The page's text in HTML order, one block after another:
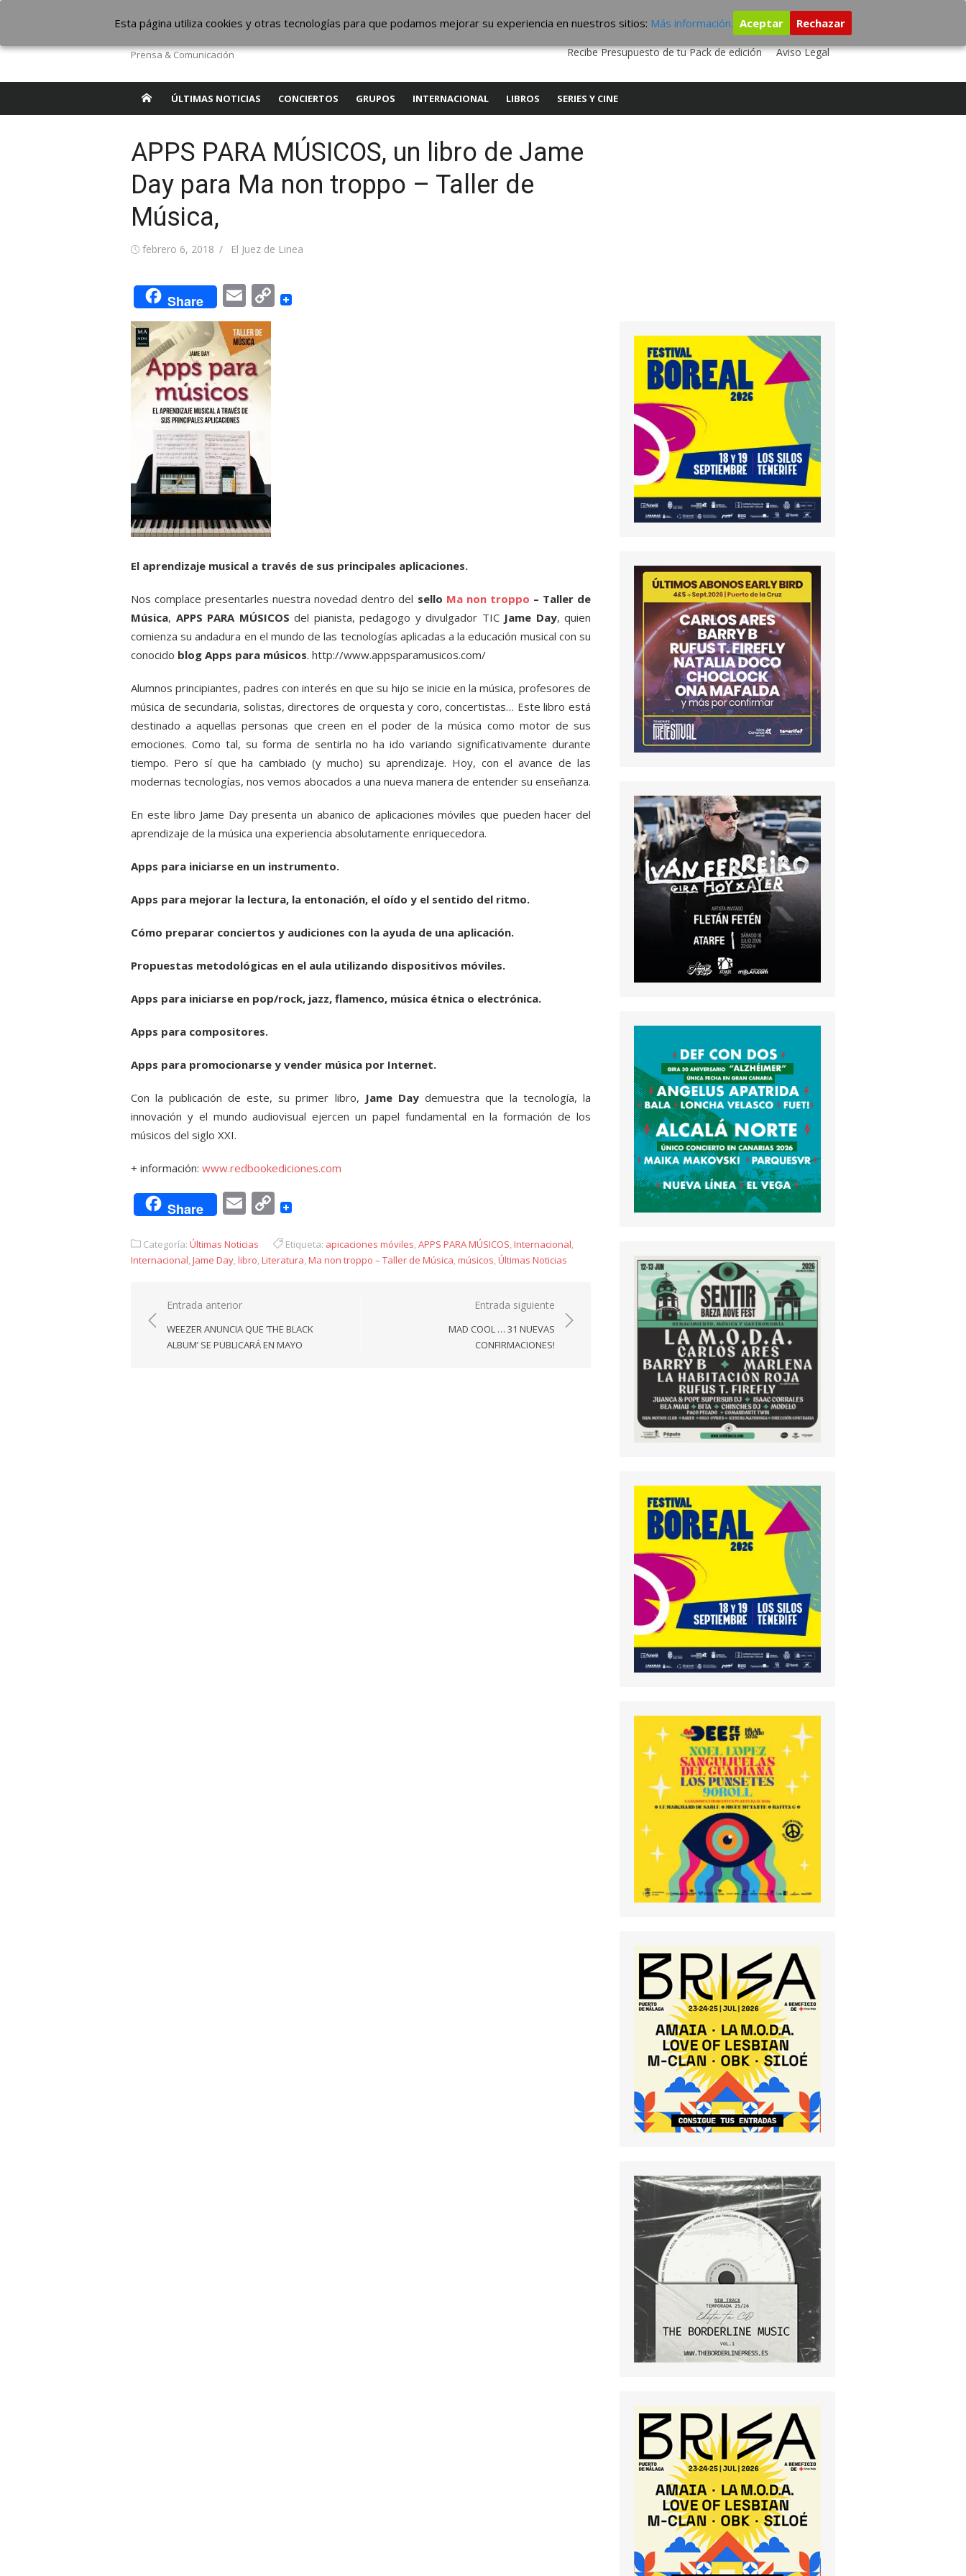
contenido
The Borderline Music
Prensa & Comunicación
QUIENES SOMOS CONTACTO SERVICIOS EDITA TU DISCO
ESTUDIO DE GRABACIÓN
Recibe Presupuesto de tu Pack de edición
Aviso Legal
ÚLTIMAS NOTICIAS CONCIERTOS GRUPOS INTERNACIONAL LIBROS SERIES Y CINE
APPS PARA MÚSICOS, un libro de Jame
Day para Ma non troppo – Taller de
Música,
Publicada
febrero 6, 2018 Autor
El Juez de Linea
Share EmailCopy
El aprendizaje musical a través de sus principales aplicaciones.
Nos complace presentarles nuestra novedad dentro del sello Ma non troppo – Taller de
Música, APPS PARA MÚSICOS del pianista, pedagogo y divulgador TIC Jame Day, quien
comienza su andadura en el mundo de las tecnologías aplicadas a la educación musical con su
conocido blog Apps para músicos. http://www.appsparamusicos.com/
Alumnos principiantes, padres con interés en que su hijo se inicie en la música, profesores de
música de secundaria, solistas, directores de orquesta y coro, concertistas… Este libro está
destinado a aquellas personas que creen en el poder de la música como motor de sus
emociones. Como tal, su forma de sentirla no ha ido variando significativamente durante
tiempo. Pero sí que ha cambiado (y mucho) su aprendizaje. Hoy, con el avance de las
modernas tecnologías, nos vemos abocados a una nueva manera de entender su enseñanza.
En este libro Jame Day presenta un abanico de aplicaciones móviles que pueden hacer del
aprendizaje de la música una experiencia absolutamente enriquecedora.
Apps para iniciarse en un instrumento.
Apps para mejorar la lectura, la entonación, el oído y el sentido del ritmo.
Cómo preparar conciertos y audiciones con la ayuda de una aplicación.
Propuestas metodológicas en el aula utilizando dispositivos móviles.
Apps para iniciarse en pop/rock, jazz, flamenco, música étnica o electrónica.
Apps para compositores.
Apps para promocionarse y vender música por Internet.
Con la publicación de este, su primer libro, Jame Daydemuestra que la tecnología, la
innovación y el mundo audiovisual ejercen un papel fundamental en la formación de los
músicos del siglo XXI.
+ información: www.redbookediciones.com
Share EmailCopy
Categoría: Últimas Noticias Etiqueta: apicaciones móviles,APPS PARA MÚSICOS,Internacional,
Internacional,Jame Day,libro,Literatura,Ma non troppo – Taller de Música,músicos,Últimas Noticias
Navegación
de
entradas
Entrada anterior
WEEZER ANUNCIA QUE ‘THE BLACK
ALBUM’ SE PUBLICARÁ EN MAYO
Entrada siguiente
MAD COOL … 31 NUEVAS
CONFIRMACIONES!
Esta página utiliza cookies y otras tecnologías para que podamos mejorar su experiencia en nuestros sitios: Más información. Aceptar Rechazar